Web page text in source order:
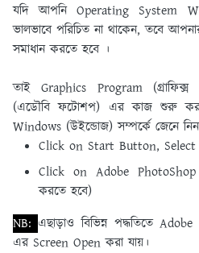
যদি আপনি Operating System
ভালভাবে পরিচিত না থাকেন, তবে
সমাধান করতে হবে ।
তাই Graphics Program (গ্রাফিক্স
(এডৌবি ফটোশপ) এর কাজ শুরু
Windows (উইন্ডােজ) সম্পর্কে জেনে
Click on Start Button, Select
Click on Adobe PhotoShop
করতে হবে)
NB:এছাড়াও বিভিন্ন পদ্ধতিতে
এর Screen Open করা যায়।